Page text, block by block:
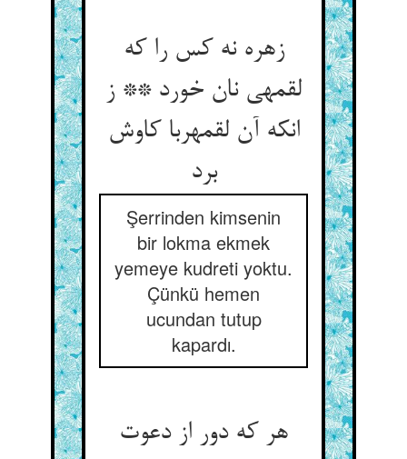
زهره نه کس را که
لقمه‏ی نان خورد ** ز
انکه آن لقمه‏ربا کاوش
برد
Şerrinden kimsenin
bir lokma ekmek
yemeye kudreti yoktu.
Çünkü hemen
ucundan tutup
kapardı.
هر که دور از دعوت